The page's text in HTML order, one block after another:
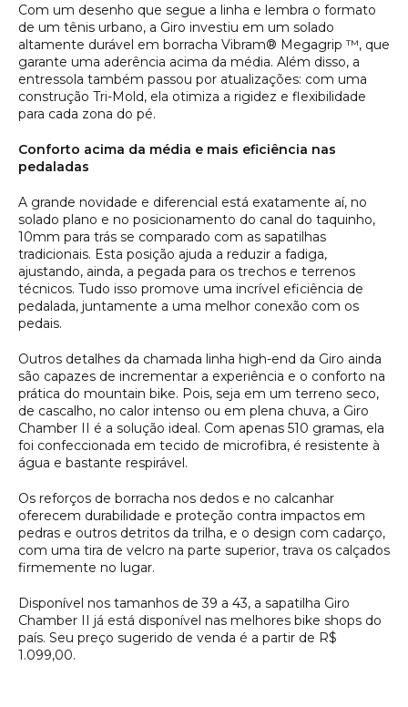
Com um desenho que segue a linha e lembra o formato
de um tênis urbano, a Giro investiu em um solado
altamente durável em borracha Vibram® Megagrip ™, que
garante uma aderência acima da média. Além disso, a
entressola também passou por atualizações: com uma
construção Tri-Mold, ela otimiza a rigidez e flexibilidade
para cada zona do pé.
Conforto acima da média e mais eficiência nas
pedaladas
A grande novidade e diferencial está exatamente aí, no
solado plano e no posicionamento do canal do taquinho,
10mm para trás se comparado com as sapatilhas
tradicionais. Esta posição ajuda a reduzir a fadiga,
ajustando, ainda, a pegada para os trechos e terrenos
técnicos. Tudo isso promove uma incrível eficiência de
pedalada, juntamente a uma melhor conexão com os
pedais.
Outros detalhes da chamada linha high-end da Giro ainda
são capazes de incrementar a experiência e o conforto na
prática do mountain bike. Pois, seja em um terreno seco,
de cascalho, no calor intenso ou em plena chuva, a Giro
Chamber II é a solução ideal. Com apenas 510 gramas, ela
foi confeccionada em tecido de microfibra, é resistente à
água e bastante respirável.
Os reforços de borracha nos dedos e no calcanhar
oferecem durabilidade e proteção contra impactos em
pedras e outros detritos da trilha, e o design com cadarço,
com uma tira de velcro na parte superior, trava os calçados
firmemente no lugar.
Disponível nos tamanhos de 39 a 43, a sapatilha Giro
Chamber II já está disponível nas melhores bike shops do
país. Seu preço sugerido de venda é a partir de R$
1.099,00.